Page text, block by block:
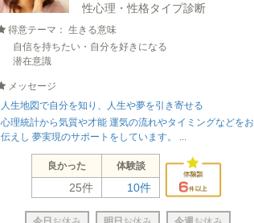
性心理・性格タイプ診断
得意テーマ： 生きる意味
自信を持ちたい・自分を好きになる
潜在意識
メッセージ
人生地図で自分を知り、人生や夢を引き寄せる
心理統計から気質や才能 運気の流れやタイミングなどをお
伝えし 夢実現のサポートをしています。 ...
良かった 体験談
25件 10件